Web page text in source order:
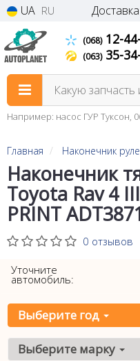
UA RU
(068)12-
(063)35-
Какую запчасть
Например: насос ГУР Туксон,
Главная Наконечник
Наконечник
Toyota Rav 4
PRINT
0 отзывов
Уточните
автомобиль:
Выберите год
Выберите марку